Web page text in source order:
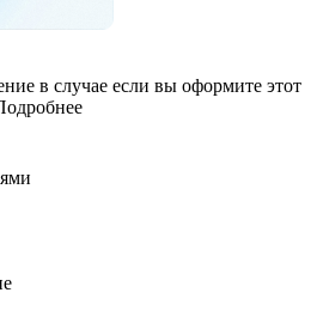
в случае если вы оформите этот